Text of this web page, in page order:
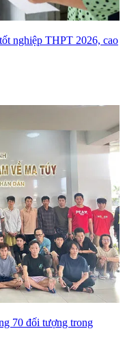
nghiệp THPT 2026, cao
70 đối tượng trong